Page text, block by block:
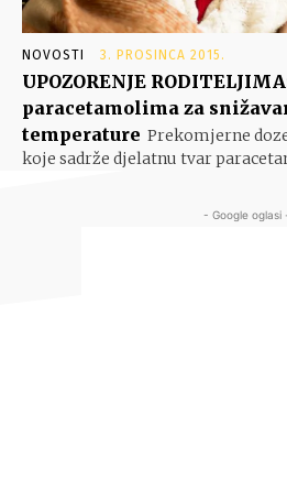
NOVOSTI 3. PROSINCA 2015.
UPOZORENJE
paracetamolima za
temperature Prekomjerne
koje sadrže djelatnu tvar
- Google oglasi